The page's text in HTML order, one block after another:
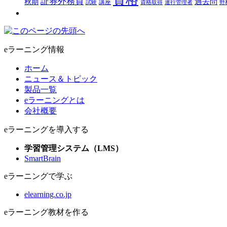
秋期 試験 講座 資格取得 運行管理者 野
eラーニング情報
ホーム
ニュース＆トピック
製品一覧
eラーニングとは
会社概要
eラーニングを導入する
学習管理システム（LMS）
SmartBrain
eラーニングで学ぶ
elearning.co.jp
eラーニング教材を作る